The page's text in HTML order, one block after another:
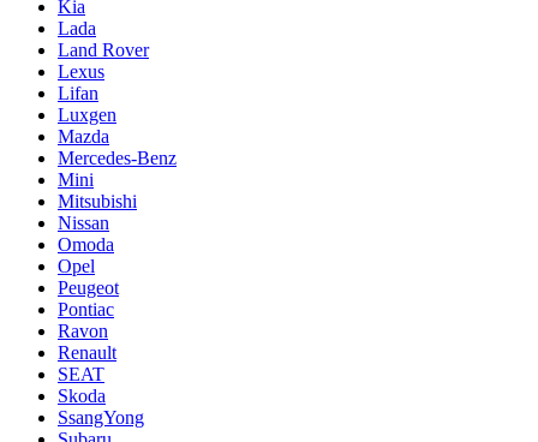
Kia
Lada
Land Rover
Lexus
Lifan
Luxgen
Mazda
Mercedes-Benz
Mini
Mitsubishi
Nissan
Omoda
Opel
Peugeot
Pontiac
Ravon
Renault
SEAT
Skoda
SsangYong